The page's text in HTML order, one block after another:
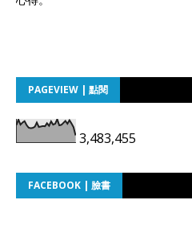
PAGEVIEW | 點閱
3,483,455
FACEBOOK | 臉書